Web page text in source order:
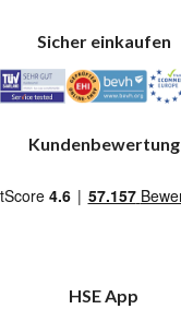
Sicher einkaufen
Kundenbewertung
HSE App